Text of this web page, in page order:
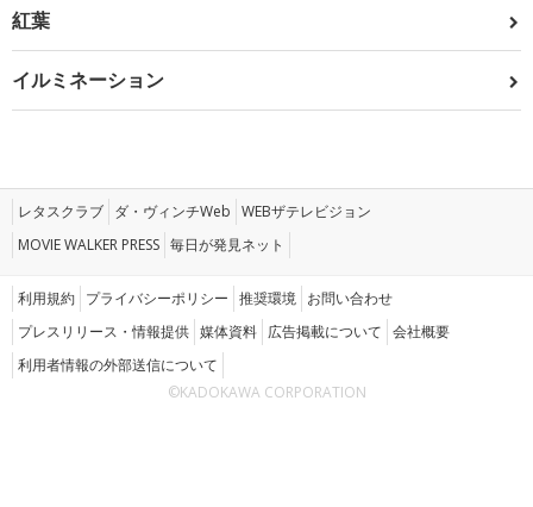
紅葉
イルミネーション
レタスクラブ ダ・ヴィンチWeb WEBザテレビジョン
MOVIE WALKER PRESS 毎日が発見ネット
利用規約 プライバシーポリシー 推奨環境 お問い合わせ
プレスリリース・情報提供 媒体資料 広告掲載について 会社概要
利用者情報の外部送信について
©KADOKAWA CORPORATION